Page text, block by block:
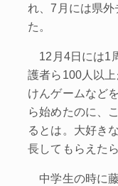
れ、7月には県
た。
12月4日には1
護者ら100人以
けんゲームなど
ら始めたのに、
るとは。大好き
長してもらえた
中学生の時に